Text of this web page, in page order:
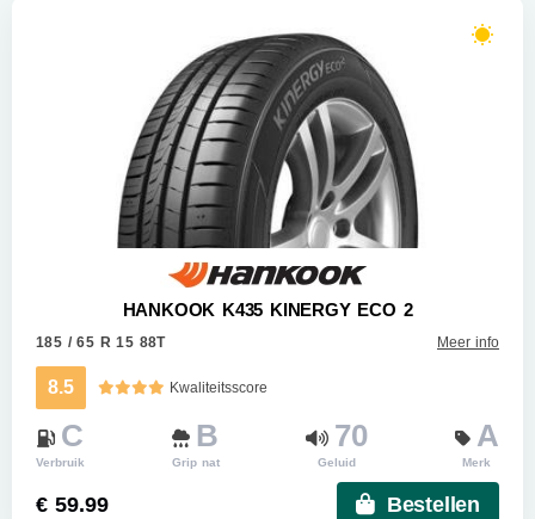
HANKOOK K435 KINERGY ECO 2
185 / 65 R 15 88T Meer info
8.5 Kwaliteitsscore
C
Verbruik
B
Grip nat
70
Geluid
A
Merk
€ 59.99 Bestellen